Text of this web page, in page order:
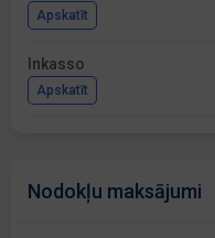
Apskatīt
Inkasso
Apskatīt
Nodokļu maksājumi